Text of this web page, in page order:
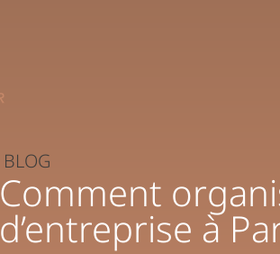
BLOG
Comment
d’entreprise à